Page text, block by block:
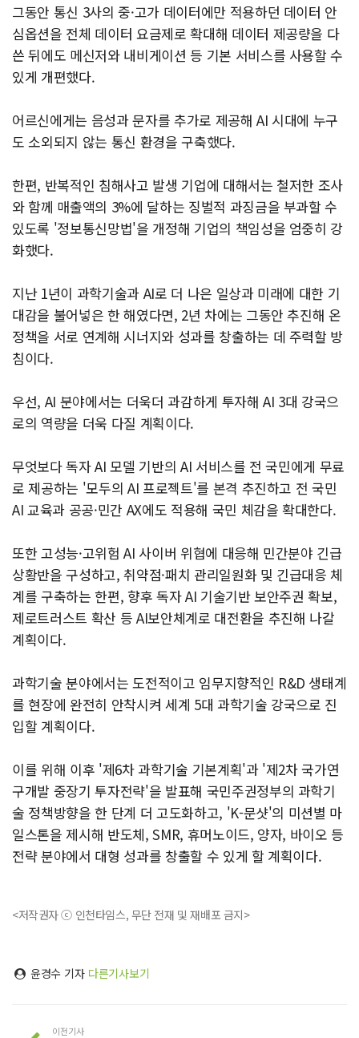
그동안 통신 3사의 중·고가 데이터에만 적용하던 데이터 안
심옵션을 전체 데이터 요금제로 확대해 데이터 제공량을 다
쓴 뒤에도 메신저와 내비게이션 등 기본 서비스를 사용할 수
있게 개편했다.
어르신에게는 음성과 문자를 추가로 제공해 AI 시대에 누구
도 소외되지 않는 통신 환경을 구축했다.
한편, 반복적인 침해사고 발생 기업에 대해서는 철저한 조사
와 함께 매출액의 3%에 달하는 징벌적 과징금을 부과할 수
있도록 '정보통신망법'을 개정해 기업의 책임성을 엄중히 강
화했다.
지난 1년이 과학기술과 AI로 더 나은 일상과 미래에 대한 기
대감을 불어넣은 한 해였다면, 2년 차에는 그동안 추진해 온
정책을 서로 연계해 시너지와 성과를 창출하는 데 주력할 방
침이다.
우선, AI 분야에서는 더욱더 과감하게 투자해 AI 3대 강국으
로의 역량을 더욱 다질 계획이다.
무엇보다 독자 AI 모델 기반의 AI 서비스를 전 국민에게 무료
로 제공하는 '모두의 AI 프로젝트'를 본격 추진하고 전 국민
AI 교육과 공공·민간 AX에도 적용해 국민 체감을 확대한다.
또한 고성능·고위험 AI 사이버 위협에 대응해 민간분야 긴급
상황반을 구성하고, 취약점·패치 관리일원화 및 긴급대응 체
계를 구축하는 한편, 향후 독자 AI 기술기반 보안주권 확보,
제로트러스트 확산 등 AI보안체계로 대전환을 추진해 나갈
계획이다.
과학기술 분야에서는 도전적이고 임무지향적인 R&D 생태계
를 현장에 완전히 안착시켜 세계 5대 과학기술 강국으로 진
입할 계획이다.
이를 위해 이후 '제6차 과학기술 기본계획'과 '제2차 국가연
구개발 중장기 투자전략'을 발표해 국민주권정부의 과학기
술 정책방향을 한 단계 더 고도화하고, 'K-문샷'의 미션별 마
일스톤을 제시해 반도체, SMR, 휴머노이드, 양자, 바이오 등
전략 분야에서 대형 성과를 창출할 수 있게 할 계획이다.
<저작권자 ⓒ 인천타임스, 무단 전재 및 재배포 금지>
윤경수 기자 다른기사보기
이전기사